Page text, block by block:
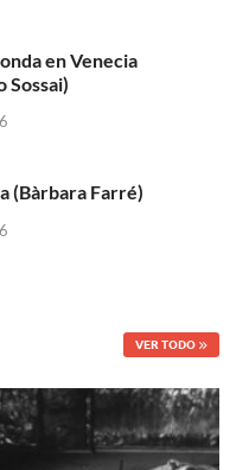
en Venecia
Sossai)
(Bàrbara Farré)
VER TODO